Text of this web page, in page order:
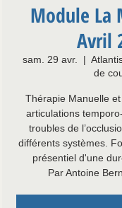
Module La
Avril
sam. 29 avr.
  |
de
Thérapie Manuelle
articulations
troubles de
différents systèmes.
présentiel d'une
Par Antoine